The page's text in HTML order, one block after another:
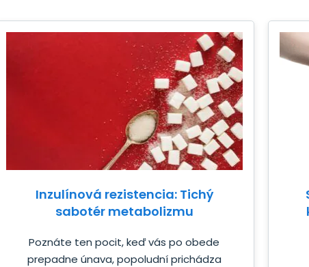
Inzulínová rezistencia: Tichý
sabotér metabolizmu
Poznáte ten pocit, keď vás po obede
prepadne únava, popoludní prichádza